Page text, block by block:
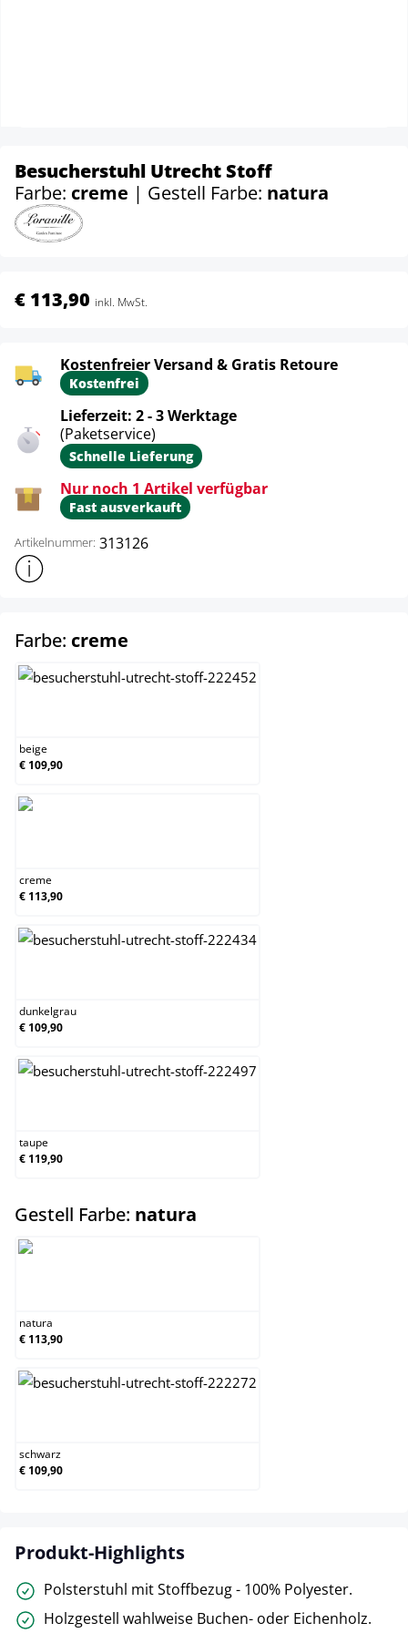
Besucherstuhl Utrecht Stoff
Farbe: creme | Gestell Farbe: natura
€ 113,90 inkl. MwSt.
Kostenfreier Versand & Gratis Retoure
Kostenfrei
Lieferzeit: 2 - 3 Werktage
(Paketservice)
Schnelle Lieferung
Nur noch 1 Artikel verfügbar
Fast ausverkauft
Artikelnummer: 313126
Weitere Produktinformationen anzeigen
Farbe: creme
beige
€ 109,90
creme
€ 113,90
dunkelgrau
€ 109,90
taupe
€ 119,90
Gestell Farbe: natura
natura
€ 113,90
schwarz
€ 109,90
Produkt-Highlights
Polsterstuhl mit Stoffbezug - 100% Polyester.
Holzgestell wahlweise Buchen- oder Eichenholz.